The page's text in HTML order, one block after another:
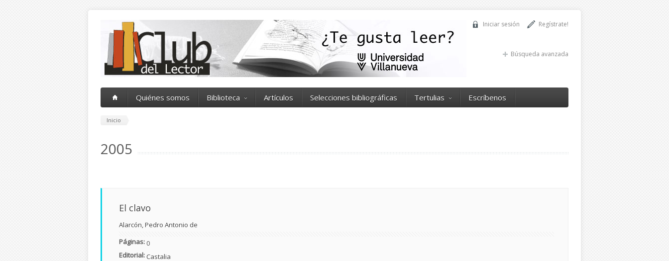
Regístrate!
Iniciar sesión
Búsqueda avanzada
Quiénes somos Biblioteca Artículos Selecciones bibliográficas Tertulias Escríbenos
Inicio
2005
El clavo
Alarcón, Pedro Antonio de
Páginas: 0
Editorial: Castalia